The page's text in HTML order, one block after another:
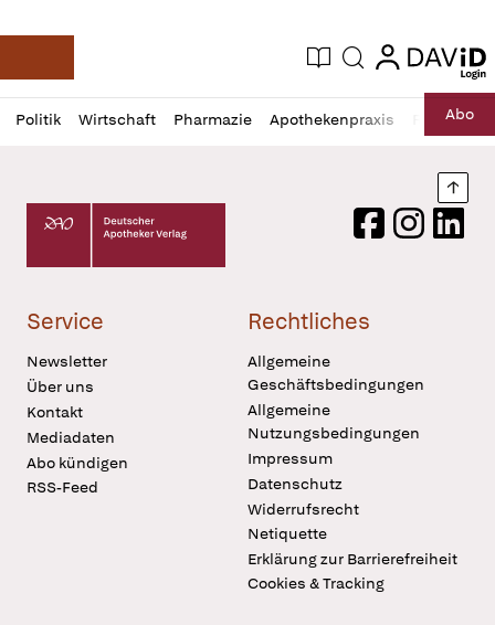
Deutsche Apotheker Zeitung
Aktuelle Ausgabe
Suche login
login
Politik Wirtschaft Pharmazie Apothekenpraxis RechtAbo
Profil
öffnen
Daz
Pur
Deutscher Apotheker Verlag Logo
FacebookInstagram
Service
Newsletter
Über uns
Kontakt
Mediadaten
Abo kündigen
RSS-Feed
Rechtliches
Allgemeine
Geschäftsbedingungen
Allgemeine
Nutzungsbedingungen
Impressum
Datenschutz
Widerrufsrecht
Netiquette
Erklärung zur Barrierefreiheit
Cookies & Tracking